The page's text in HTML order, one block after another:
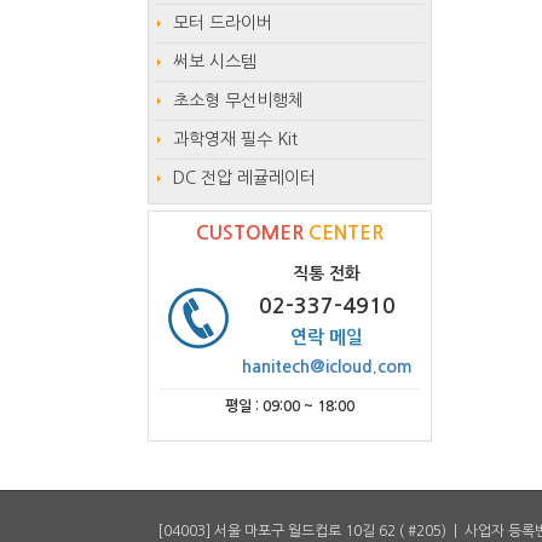
모터 드라이버
써보 시스템
초소형 무선비행체
과학영재 필수 Kit
DC 전압 레귤레이터
CUSTOMER CENTER
직통 전화
02-337-4910
연락 메일
hanitech@icloud.com
평일 : 09:00 ~ 18:00
[04003] 서울 마포구 월드컵로 10길 62 ( #205) | 사업자 등